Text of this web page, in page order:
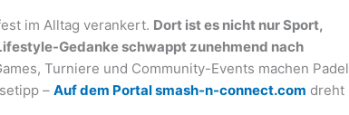
im Alltag verankert. Dort ist es nicht nur Sport,
Gedanke schwappt zunehmend nach
Turniere und Community-Events machen Padel
– Auf dem Portal smash-n-connect.com dreht